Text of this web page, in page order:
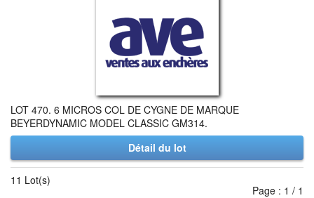
LOT 470. 6 MICROS COL DE CYGNE DE MARQUE
BEYERDYNAMIC MODEL CLASSIC GM314.
Détail du lot
11 Lot(s)
Page : 1 / 1